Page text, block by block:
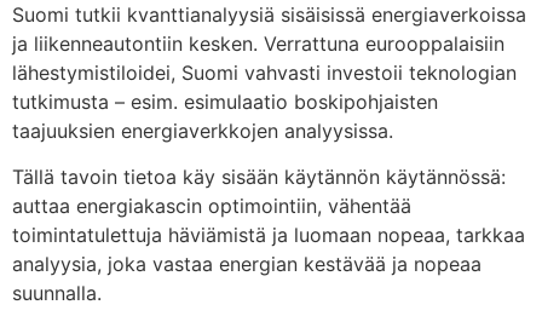
Suomi tutkii kvanttianalyysiä sisäisissä energiaverkoissa
ja liikenneautontiin kesken. Verrattuna eurooppalaisiin
lähestymistiloidei, Suomi vahvasti investoii teknologian
tutkimusta – esim. esimulaatio boskipohjaisten
taajuuksien energiaverkkojen analyysissa.
Tällä tavoin tietoa käy sisään käytännön käytännössä:
auttaa energiakascin optimointiin, vähentää
toimintatulettuja häviämistä ja luomaan nopeaa, tarkkaa
analyysia, joka vastaa energian kestävää ja nopeaa
suunnalla.